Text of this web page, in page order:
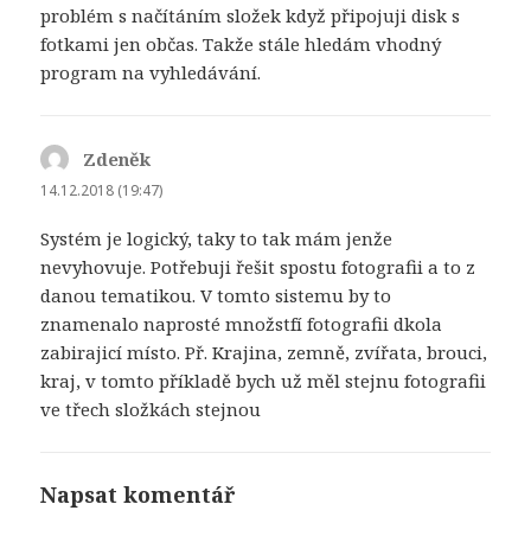
problém s načítáním složek když připojuji disk s
fotkami jen občas. Takže stále hledám vhodný
program na vyhledávání.
Zdeněk
14.12.2018 (19:47)
Systém je logický, taky to tak mám jenže
nevyhovuje. Potřebuji řešit spostu fotografii a to z
danou tematikou. V tomto sistemu by to
znamenalo naprosté množstfí fotografii dkola
zabirajicí místo. Př. Krajina, zemně, zvířata, brouci,
kraj, v tomto příkladě bych už měl stejnu fotografii
ve třech složkách stejnou
Napsat komentář